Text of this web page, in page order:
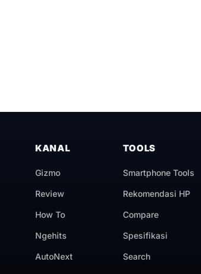
KANAL
Gizmo
Review
How To
Ngehits
AutoNext
TOOLS
Smartphone Tools
Rekomendasi HP
Compare
Spesifikasi
Search